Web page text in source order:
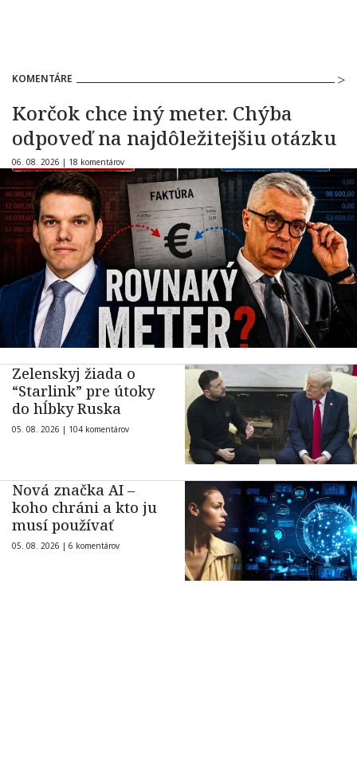
KOMENTÁRE
Korčok chce iný meter. Chýba
odpoveď na najdôležitejšiu otázku
06. 08. 2026 | 18 komentárov
Zelenskyj žiada o
“Starlink” pre útoky
do hĺbky Ruska
05. 08. 2026 | 104 komentárov
Nová značka AI –
koho chráni a kto ju
musí používať
05. 08. 2026 | 6 komentárov